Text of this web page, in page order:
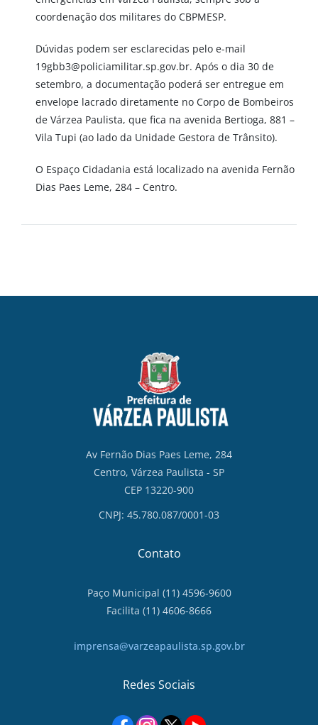
coordenação dos militares do CBPMESP.
Dúvidas podem ser esclarecidas pelo e-mail
19gbb3@policiamilitar.sp.gov.br. Após o dia 30 de
setembro, a documentação poderá ser entregue em
envelope lacrado diretamente no Corpo de Bombeiros
de Várzea Paulista, que fica na avenida Bertioga, 881 –
Vila Tupi (ao lado da Unidade Gestora de Trânsito).
O Espaço Cidadania está localizado na avenida Fernão
Dias Paes Leme, 284 – Centro.
Av Fernão Dias Paes Leme, 284
Centro, Várzea Paulista - SP
CEP 13220-900
CNPJ: 45.780.087/0001-03
Contato
Paço Municipal (11) 4596-9600
Facilita (11) 4606-8666
imprensa@varzeapaulista.sp.gov.br
Redes Sociais